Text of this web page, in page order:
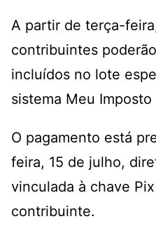
A partir de terça-
contribuintes
incluídos no lote
sistema Meu Imposto
O pagamento está
feira, 15 de julho,
vinculada à chave
contribuinte.